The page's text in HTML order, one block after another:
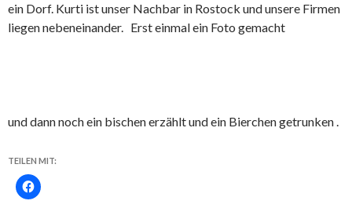
ein Dorf. Kurti ist unser Nachbar in Rostock und unsere Firmen
liegen nebeneinander. Erst einmal ein Foto gemacht
und dann noch ein bischen erzählt und ein Bierchen getrunken .
TEILEN MIT: